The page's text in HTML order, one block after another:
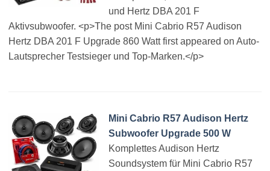
und Hertz DBA 201 F
Aktivsubwoofer. <p>The post Mini Cabrio R57 Audison
Hertz DBA 201 F Upgrade 860 Watt first appeared on Auto-
Lautsprecher Testsieger und Top-Marken.</p>
Mini Cabrio R57 Audison Hertz
Subwoofer Upgrade 500 W
Komplettes Audison Hertz
Soundsystem für Mini Cabrio R57